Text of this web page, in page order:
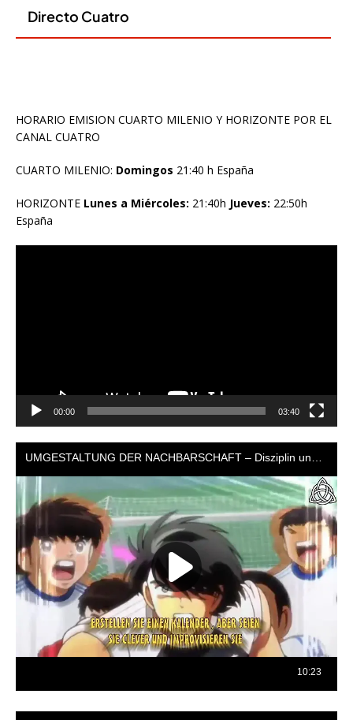
HORARIO EMISION CUARTO MILENIO Y HORIZONTE POR EL
CANAL CUATRO
CUARTO MILENIO: Domingos 21:40 h España
HORIZONTE Lunes a Miércoles: 21:40h Jueves: 22:50h
España
00:00 03:40